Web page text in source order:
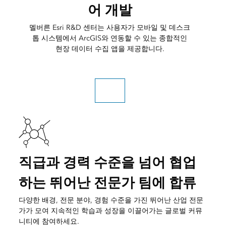
어 개발
멜버른 Esri R&D 센터는 사용자가 모바일 및 데스크
톱 시스템에서 ArcGIS와 연동할 수 있는 종합적인
현장 데이터 수집 앱을 제공합니다.
직급과 경력 수준을 넘어 협업
하는 뛰어난 전문가 팀에 합류
다양한 배경, 전문 분야, 경험 수준을 가진 뛰어난 산업 전문
가가 모여 지속적인 학습과 성장을 이끌어가는 글로벌 커뮤
니티에 참여하세요.